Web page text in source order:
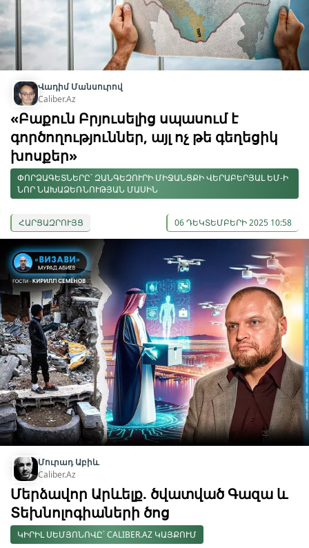
Վադիմ Մանսուրով
Caliber.Az
«Բաքուն Բրյուսելից սպասում է
գործողություններ, այլ ոչ թե գեղեցիկ
խոսքեր»
ՓՈՐՁԱԳԵՏՆԵՐԸ՝ ԶԱՆԳԵԶՈՒՐԻ ՄԻՋԱՆՑՔԻ ՎԵՐԱԲԵՐՅԱԼ ԵՄ-Ի
ՆՈՐ ՆԱԽԱՁԵՌՆՈՒԹՅԱՆ ՄԱՍԻՆ
ՀԱՐՑԱԶՐՈՒՅՑ 06 ԴԵԿՏԵՄԲԵՐԻ 2025 10:58
Մուրադ Աբիև
Caliber.Az
Մերձավոր Արևելք. ծվատված Գազա և
Տեխնոլոգիաների ծոց
ԿԻՐԻԼ ՍԵՄՅՈՆՈՎԸ՝ CALIBER.AZ ԿԱՅՔՈՒՄ